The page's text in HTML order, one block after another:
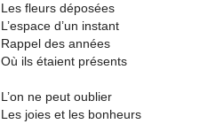
Les fleurs déposées
L’espace d’un instant
Rappel des années
Où ils étaient présents
L’on ne peut oublier
Les joies et les bonheurs